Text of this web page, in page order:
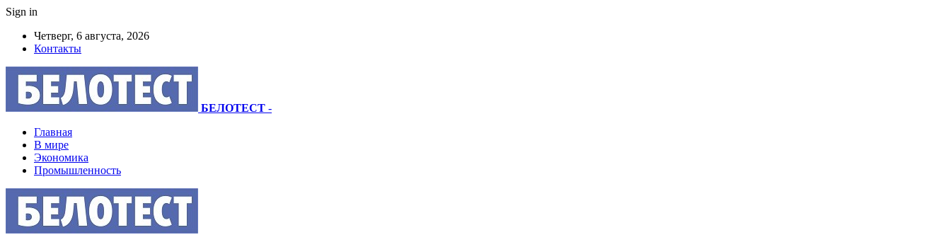
Sign in
Четверг, 6 августа, 2026
Контакты
БЕЛОТЕСТ -
Главная
В мире
Экономика
Промышленность